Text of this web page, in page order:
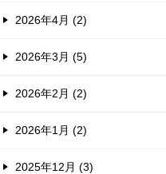
2026年4月 (2)
2026年3月 (5)
2026年2月 (2)
2026年1月 (2)
2025年12月 (3)